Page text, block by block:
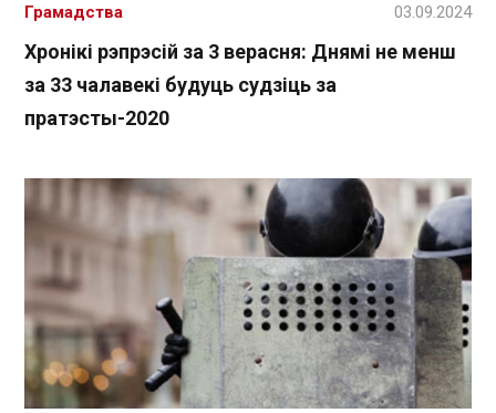
Хронікі рэпрэсій за 3 верасня: Днямі не менш
за 33 чалавекі будуць судзіць за
пратэсты-2020
Грамадства 03.09.2024